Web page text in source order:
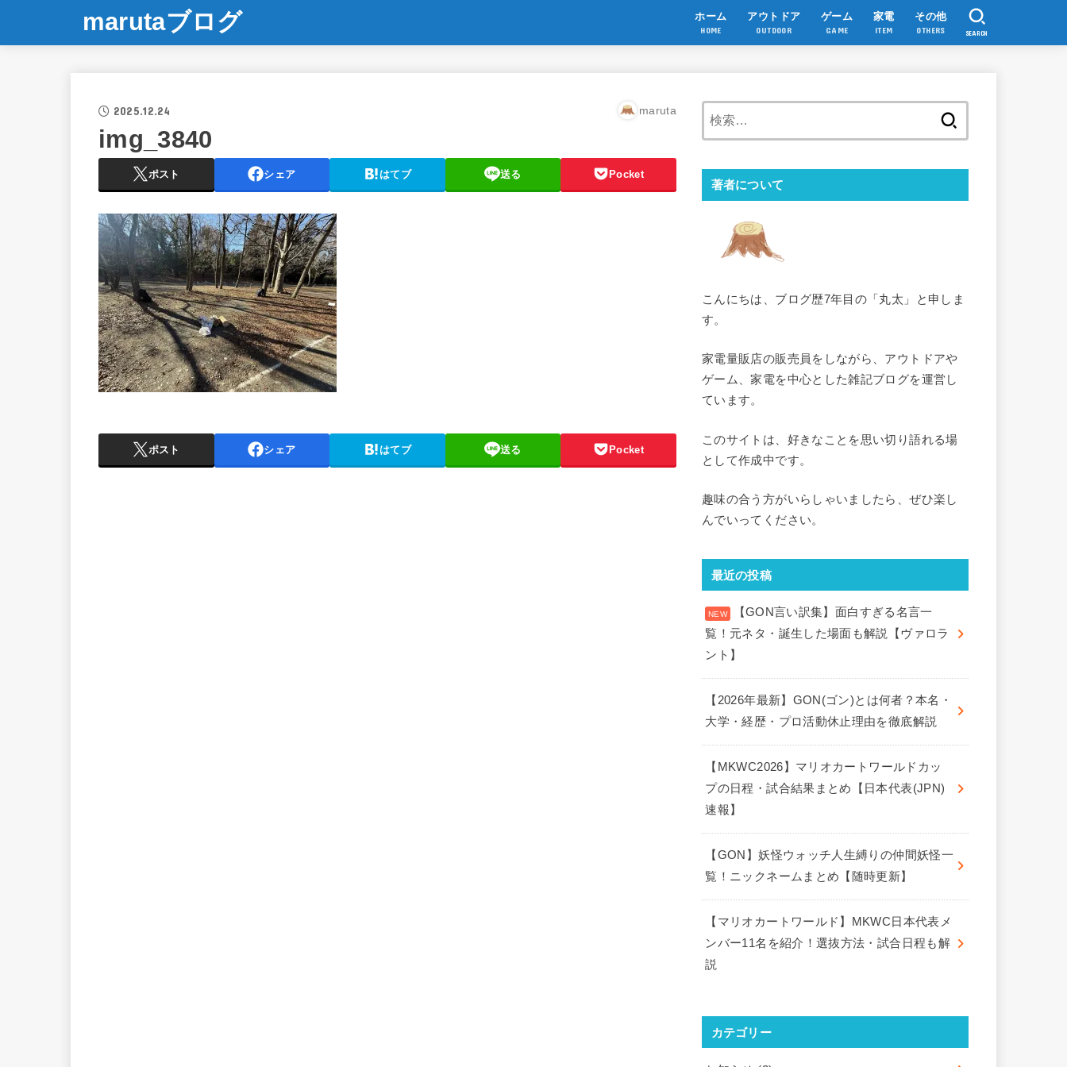
marutaブログ ホーム
HOME
アウトドア
OUTDOOR
ゲーム
GAME
家電
ITEM
その他
OTHERS SEARCH
2025.12.24 maruta
img_3840
ポスト シェア はてブ 送る Pocket
ポスト シェア はてブ 送る Pocket
著者について
こんにちは、ブログ歴7年目の「丸太」と申しま
す。
家電量販店の販売員をしながら、アウトドアや
ゲーム、家電を中心とした雑記ブログを運営し
ています。
このサイトは、好きなことを思い切り語れる場
として作成中です。
趣味の合う方がいらしゃいましたら、ぜひ楽し
んでいってください。
最近の投稿
【GON言い訳集】面白すぎる名言一
覧！元ネタ・誕生した場面も解説【ヴァロラ
ント】
【2026年最新】GON(ゴン)とは何者？本名・
大学・経歴・プロ活動休止理由を徹底解説
【MKWC2026】マリオカートワールドカッ
プの日程・試合結果まとめ【日本代表(JPN)
速報】
【GON】妖怪ウォッチ人生縛りの仲間妖怪一
覧！ニックネームまとめ【随時更新】
【マリオカートワールド】MKWC日本代表メ
ンバー11名を紹介！選抜方法・試合日程も解
説
カテゴリー